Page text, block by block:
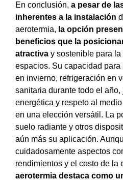
En conclusión, a pesar de
inherentes a la instalación
aerotermia, la opción
beneficios que la
atractiva y sostenible para
espacios. Su capacidad
en invierno, refrigeración en
sanitaria durante todo el
energética y respeto al
en una elección versátil. La
suelo radiante y otros
aún más su aplicación.
cuidadosamente aspectos
rendimientos y el costo de la
aerotermia destaca como